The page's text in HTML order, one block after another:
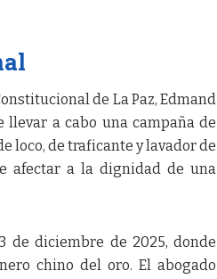
de La Paz, Edmand
llevar a cabo una campaña de
loco, de traficante y lavador de
afectar a la dignidad de una
de diciembre de 2025, donde
chino del oro. El abogado